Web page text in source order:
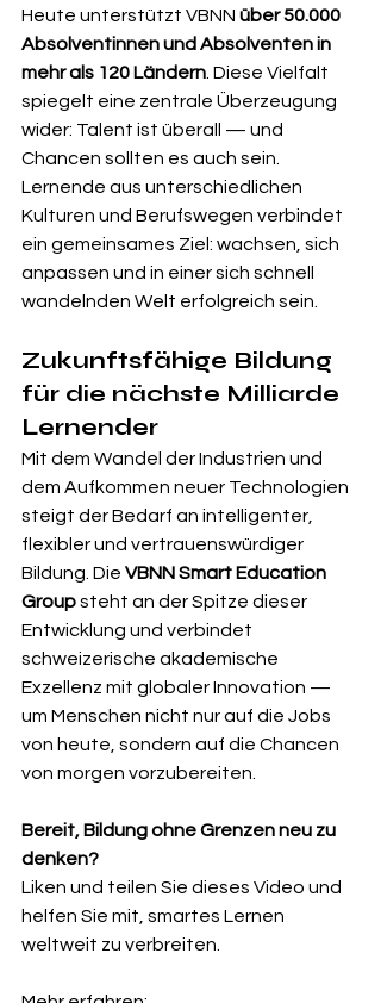
Heute unterstützt VBNN über 50.000
Absolventinnen und Absolventen in
mehr als 120 Ländern . Diese Vielfalt
spiegelt eine zentrale Überzeugung
wider: Talent ist überall — und
Chancen sollten es auch sein.
Lernende aus unterschiedlichen
Kulturen und Berufswegen verbindet
ein gemeinsames Ziel: wachsen, sich
anpassen und in einer sich schnell
wandelnden Welt erfolgreich sein.
Zukunftsfähige Bildung
für die nächste Milliarde
Lernender
Mit dem Wandel der Industrien und
dem Aufkommen neuer Technologien
steigt der Bedarf an intelligenter,
flexibler und vertrauenswürdiger
Bildung. Die VBNN Smart Education
Group steht an der Spitze dieser
Entwicklung und verbindet
schweizerische akademische
Exzellenz mit globaler Innovation —
um Menschen nicht nur auf die Jobs
von heute, sondern auf die Chancen
von morgen vorzubereiten.
Bereit, Bildung ohne Grenzen neu zu
denken?
Liken und teilen Sie dieses Video und
helfen Sie mit, smartes Lernen
weltweit zu verbreiten.